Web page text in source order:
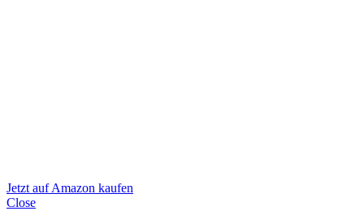
Jetzt auf Amazon kaufen
Close